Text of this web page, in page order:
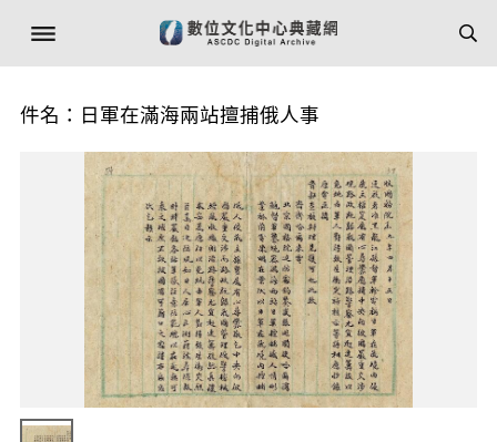
件名：日軍在滿海兩站擅捕俄人事